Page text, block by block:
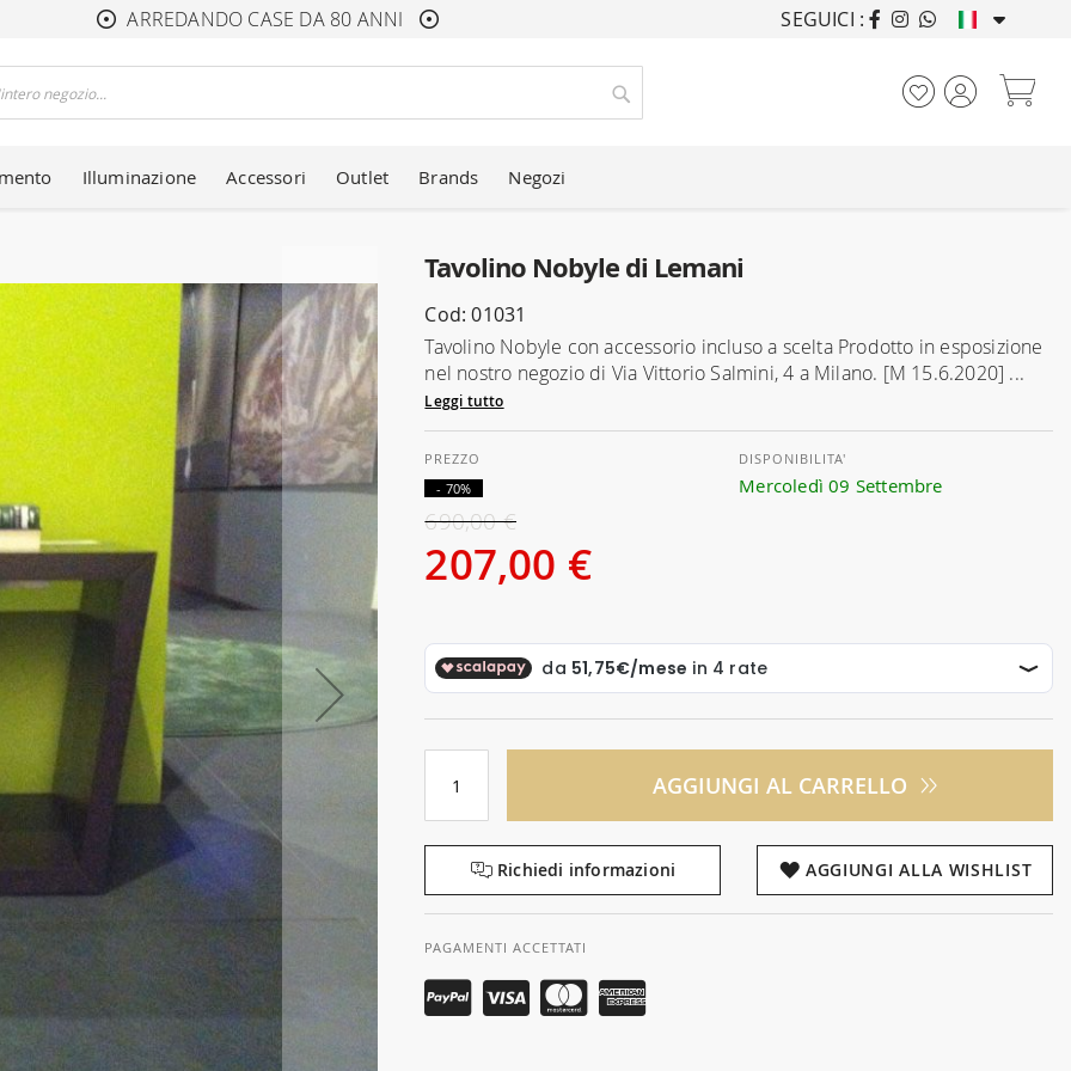
ARREDANDO CASE DA 80 ANNI ARREDANDO CASE
SEGUICI :
Cerca
Illuminazione Accessori Outlet Brands Negozi
Tavolino Nobyle di Lemani
Cod: 01031
Tavolino Nobyle con accessorio incluso a scelta Prodotto in esposizione
nel nostro negozio di Via Vittorio Salmini, 4 a Milano. [M 15.6.2020] ...
Leggi tutto
207,00 €
690,00 €
- 70%
DISPONIBILITA'
Mercoledì 09 Settembre
AGGIUNGI AL CARRELLO
Richiedi informazioni AGGIUNGI ALLA WISHLIST
PAGAMENTI ACCETTATI